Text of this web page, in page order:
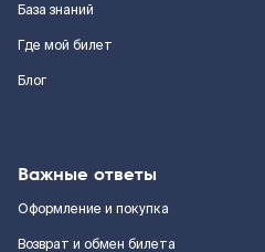
База знаний
Где мой билет
Блог
Важные ответы
Оформление и покупка
Возврат и обмен билета